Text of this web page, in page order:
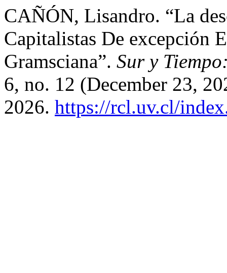
CAÑÓN, Lisandro. “La
Capitalistas De excepción
Gramsciana”. Sur y
6, no. 12 (December 23,
2026. https://rcl.uv.cl/